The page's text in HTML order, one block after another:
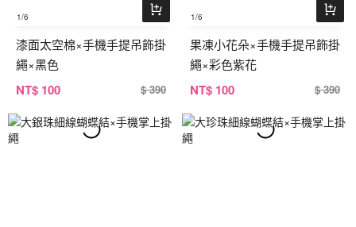
1/6
漆面太空棉×手機手提吊飾掛
繩×黑色
NT$ 100 $ 390
1/6
果凍小花朵×手機手提吊飾掛
繩×彩色紫花
NT$ 100 $ 390